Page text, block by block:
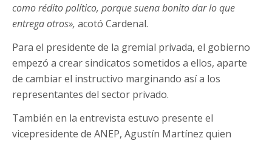
como rédito político, porque suena bonito dar lo que
entrega otros», acotó Cardenal.
Para el presidente de la gremial privada, el gobierno
empezó a crear sindicatos sometidos a ellos, aparte
de cambiar el instructivo marginando así a los
representantes del sector privado.
También en la entrevista estuvo presente el
vicepresidente de ANEP, Agustín Martínez quien